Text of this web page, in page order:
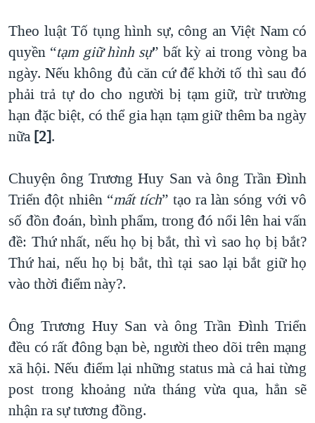
Theo luật Tố tụng hình sự, công an Việt Nam có
quyền “tạm giữ hình sự” bất kỳ ai trong vòng ba
ngày. Nếu không đủ căn cứ để khởi tố thì sau đó
phải trả tự do cho người bị tạm giữ, trừ trường
hạn đặc biệt, có thể gia hạn tạm giữ thêm ba ngày
nữa[2].
Chuyện ông Trương Huy San và ông Trần Đình
Triển đột nhiên “mất tích” tạo ra làn sóng với vô
số đồn đoán, bình phẩm, trong đó nổi lên hai vấn
đề: Thứ nhất, nếu họ bị bắt, thì vì sao họ bị bắt?
Thứ hai, nếu họ bị bắt, thì tại sao lại bắt giữ họ
vào thời điểm này?.
Ông Trương Huy San và ông Trần Đình Triển
đều có rất đông bạn bè, người theo dõi trên mạng
xã hội. Nếu điểm lại những status mà cả hai từng
post trong khoảng nửa tháng vừa qua, hẳn sẽ
nhận ra sự tương đồng.